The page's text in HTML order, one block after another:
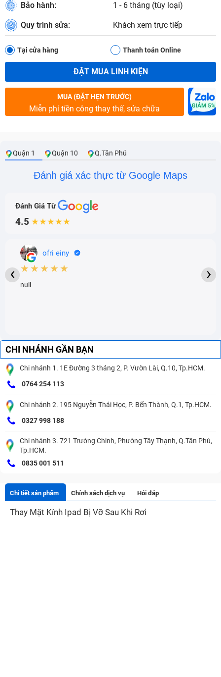
Bảo hành: 1 - 6 tháng (tùy loại)
Quy trình sửa: Khách xem trực tiếp
Tại cửa hàng Thanh toán Online
ĐẶT MUA LINH KIỆN
MUA (ĐẶT HẸN TRƯỚC)
Miễn phí tiền công thay thế, sửa chữa
Quận 1 Quận 10 Q.Tân Phú
Đánh giá xác thực từ Google Maps
Đánh Giá Từ
4.5 ★★★★★
ofri einy
★★★★★
null
‹ ›
CHI NHÁNH GẦN BẠN
Chi nhánh 1. 1E Đường 3 tháng 2, P. Vườn Lài, Q.10, Tp.HCM.
0764 254 113
Chi nhánh 2. 195 Nguyễn Thái Học, P. Bến Thành, Q.1, Tp.HCM.
0327 998 188
Chi nhánh 3. 721 Trường Chinh, Phường Tây Thạnh, Q.Tân Phú,
Tp.HCM.
0835 001 511
Chi tiết sản phẩm Chính sách dịch vụ Hỏi đáp
Thay Mặt Kính Ipad Bị Vỡ Sau Khi Rơi